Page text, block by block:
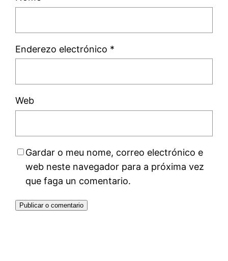
Enderezo electrónico *
Web
Gardar o meu nome, correo electrónico e
web neste navegador para a próxima vez
que faga un comentario.